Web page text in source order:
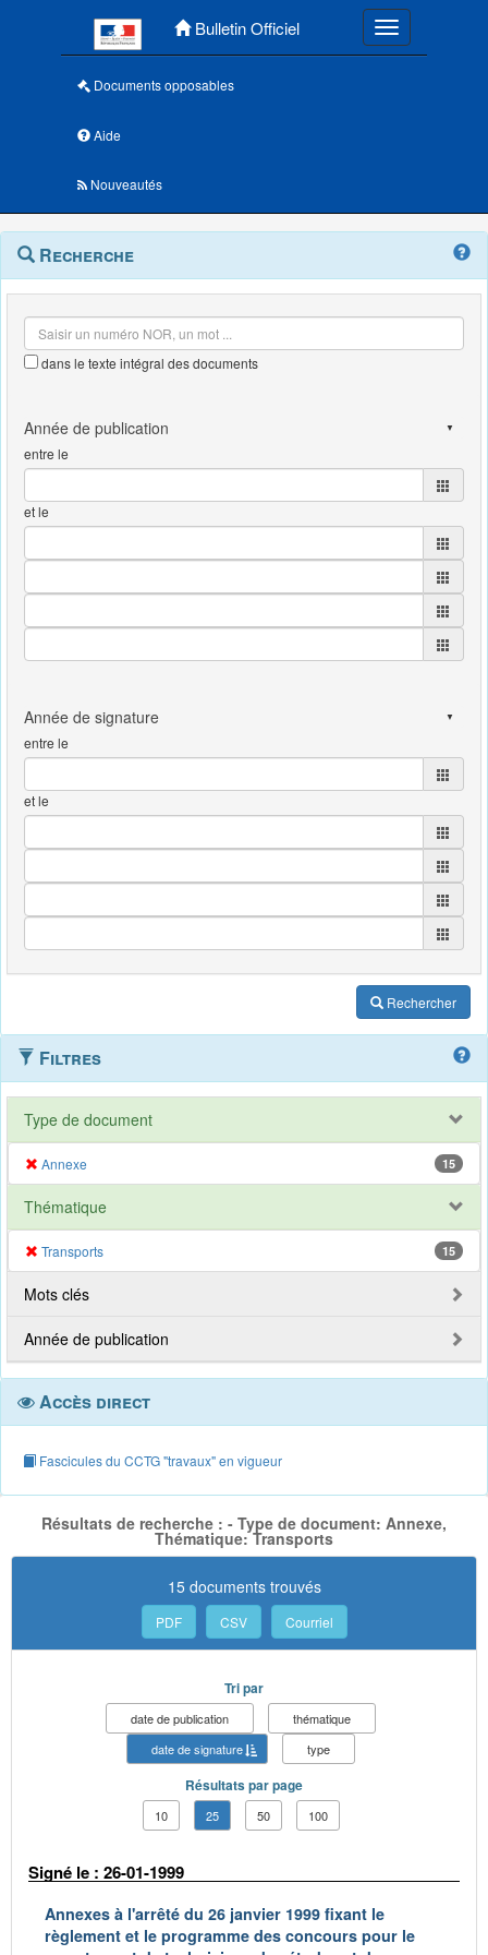
Bulletin Officiel Toggle
Documents opposables
Aide
Nouveautés
Navigation
outils
Menu
contextuel
Recherche
dans le texte intégral des documents
entre le
et le
entre le
et le
Rechercher
Filtres
Type de document
Annexe 15
Thématique
Transports 15
Mots clés
Année de publication
Accès direct
Fascicules du CCTG "travaux" en vigueur
Résultats de recherche : - Type de document: Annexe,
Thématique: Transports
15 documents trouvés
PDF CSV Courriel
Tri par
date de publication
thématique
date de signature
type
Résultats par page
10 25 50 100
Signé le : 26-01-1999
Annexes à l'arrêté du 26 janvier 1999 fixant le
règlement et le programme des concours pour le